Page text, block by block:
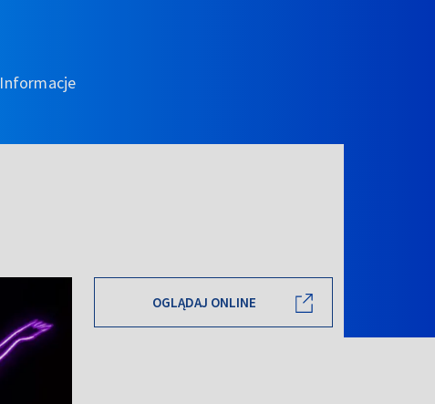
Informacje
OGLĄDAJ ONLINE